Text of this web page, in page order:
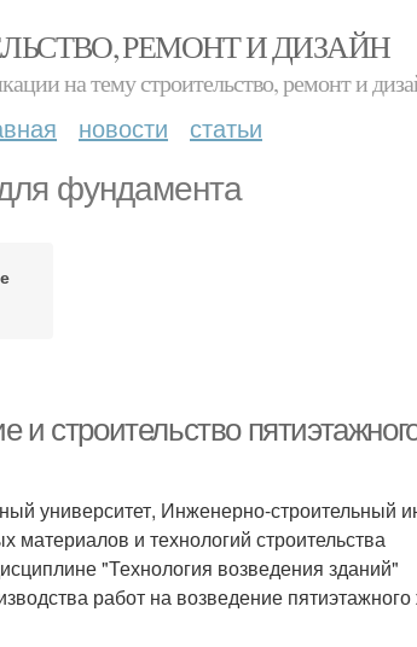
РЕМОНТ И ДИЗАЙН
на тему строительство, ремонт и
новости статьи
фундамента
и строительство
университет, Инженерно-строительный
материалов и технологий строительства
"Технология возведения зданий"
работ на возведение